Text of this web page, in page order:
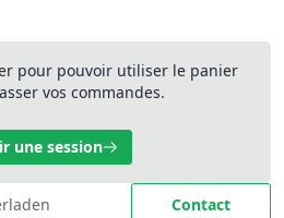
pour pouvoir utiliser le panier
vos commandes.
une session
Contact